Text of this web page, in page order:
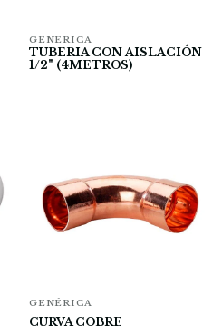
GENÉRICA
TUBERIA CON AISLACIÓN
1/2" (4METROS)
GENÉRICA
CURVA COBRE